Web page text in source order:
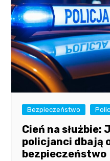
Bezpieczeństwo
Cień na służbie:
policjanci dbają
bezpieczeństwo